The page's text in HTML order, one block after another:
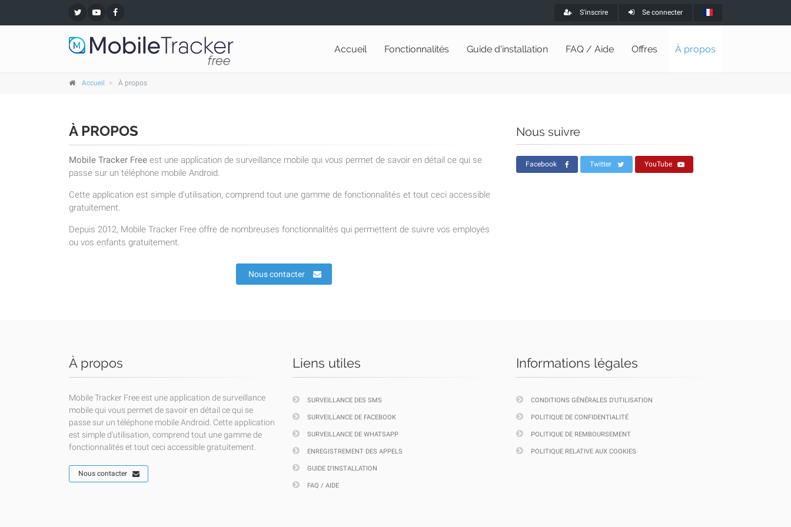
S'inscrire Se connecter
Accueil Fonctionnalités Guide d'installation FAQ / Aide Offres À propos
Accueil À propos
À PROPOS
Mobile Tracker Free est une application de surveillance mobile qui vous permet de savoir en détail ce qui se
passe sur un téléphone mobile Android.
Cette application est simple d'utilisation, comprend tout une gamme de fonctionnalités et tout ceci accessible
gratuitement.
Depuis 2012, Mobile Tracker Free offre de nombreuses fonctionnalités qui permettent de suivre vos employés
ou vos enfants gratuitement.
Nous contacter
Nous suivre
Facebook Twitter YouTube
À propos
Mobile Tracker Free est une application de surveillance
mobile qui vous permet de savoir en détail ce qui se
passe sur un téléphone mobile Android. Cette application
est simple d'utilisation, comprend tout une gamme de
fonctionnalités et tout ceci accessible gratuitement.
Nous contacter
Liens utiles
SURVEILLANCE DES SMS
SURVEILLANCE DE FACEBOOK
SURVEILLANCE DE WHATSAPP
ENREGISTREMENT DES APPELS
GUIDE D'INSTALLATION
FAQ / AIDE
Informations légales
CONDITIONS GÉNÉRALES D'UTILISATION
POLITIQUE DE CONFIDENTIALITÉ
POLITIQUE DE REMBOURSEMENT
POLITIQUE RELATIVE AUX COOKIES